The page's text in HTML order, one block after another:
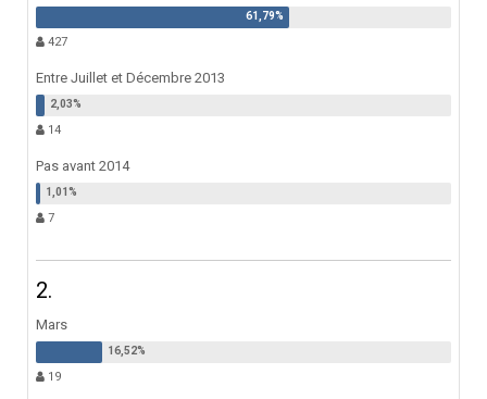
427
Entre Juillet et Décembre 2013
14
Pas avant 2014
7
2.
Mars
19